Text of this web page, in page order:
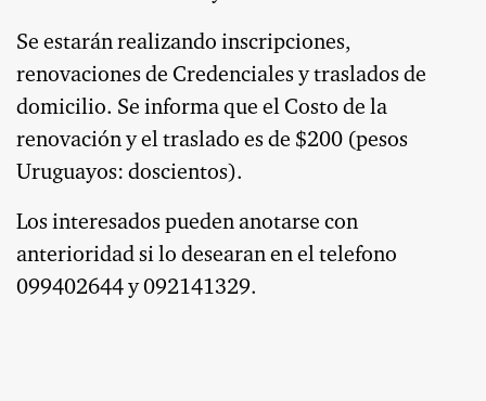
Se estarán realizando inscripciones,
renovaciones de Credenciales y traslados de
domicilio. Se informa que el Costo de la
renovación y el traslado es de $200 (pesos
Uruguayos: doscientos).
Los interesados pueden anotarse con
anterioridad si lo desearan en el telefono
099402644 y 092141329.